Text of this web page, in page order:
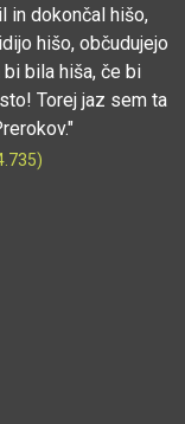
in dokončal hišo,
hišo, občudujejo
bila hiša, če bi
Torej jaz sem ta